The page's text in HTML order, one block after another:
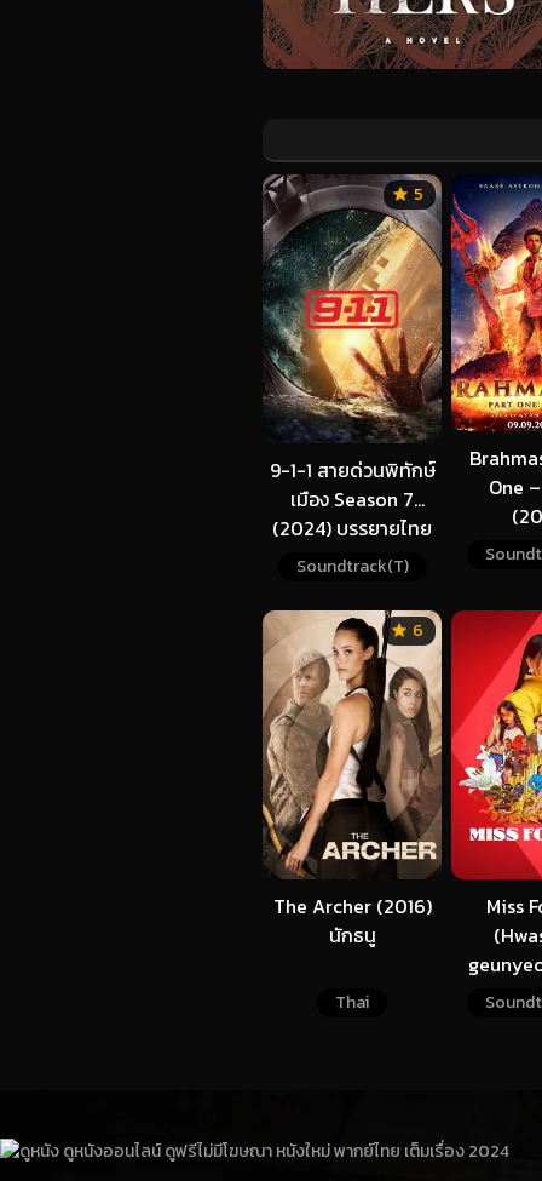
9-1-1 สายด่วนพิทักษ์
เมือง Season 7
(2024) บรรยายไทย
Soundtrack(T)
5
One
The Archer (2016)
นักธนู
Thai
6
Miss
บรร